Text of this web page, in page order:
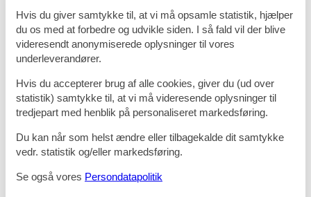
børnene. Og vi har stor fælles grillplads lige ud mod stranden.
I direkte sammenhæng med feriecentret ligger Restaurant Klinten.
Her finder man Fyns bedste udsigt ud over det fynske Øhav og
priser. I sommerperioden er der arrangementer med grill og jazz på
terrassen. Restaurant Klinten er en oase, hvor alle er velkomne.
Kun 10 minutters gang fra Feriecenteret venter Faaborg med sine
charmerende gamle huse, smalle stræder og hyggelige
beværtninger.
Restaurant Klinten
Hvis du giver samtykke til, at vi må opsamle statistik, hjælper
du os med at forbedre og udvikle siden. I så fald vil der blive
videresendt anonymiserede oplysninger til vores
underleverandører.
Hvis du accepterer brug af alle cookies, giver du (ud over
statistik) samtykke til, at vi må videresende oplysninger til
tredjepart med henblik på personaliseret markedsføring.
Du kan når som helst ændre eller tilbagekalde dit samtykke
vedr. statistik og/eller markedsføring.
Se også vores Persondatapolitik